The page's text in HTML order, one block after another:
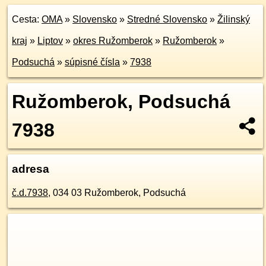
Cesta: OMA» Slovensko » Stredné Slovensko » Žilinský
kraj » Liptov » okres Ružomberok » Ružomberok »
Podsuchá » súpisné čísla » 7938
Ružomberok, Podsuchá
7938
adresa
č.d.7938, 034 03 Ružomberok, Podsuchá